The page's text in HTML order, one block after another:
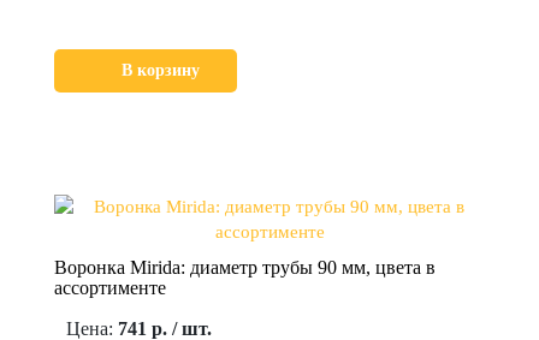
В корзину
Воронка Mirida: диаметр трубы 90 мм, цвета в
ассортименте
Цена: 741 р. / шт.